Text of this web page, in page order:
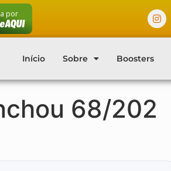
por
Início Sobre Boosters
68/202